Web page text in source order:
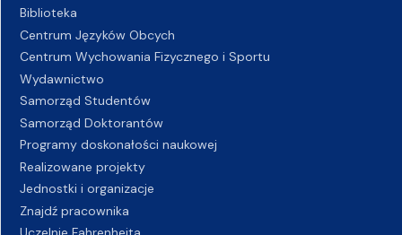
Biblioteka
Centrum Języków Obcych
Centrum Wychowania Fizycznego i Sportu
Wydawnictwo
Samorząd Studentów
Samorząd Doktorantów
Programy doskonałości naukowej
Realizowane projekty
Jednostki i organizacje
Znajdź pracownika